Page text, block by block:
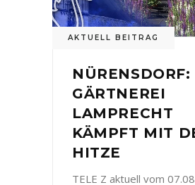
AKTUELL BEITRAG
NÜRENSDORF:
GÄRTNEREI
LAMPRECHT
KÄMPFT MIT
HITZE
TELE Z aktuell vom